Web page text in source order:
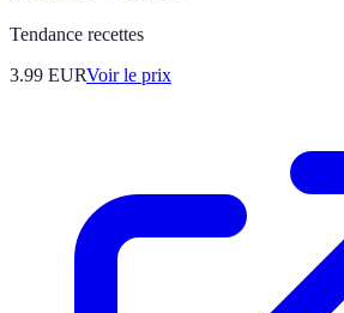
Tendance recettes
3.99 EURVoir le prix